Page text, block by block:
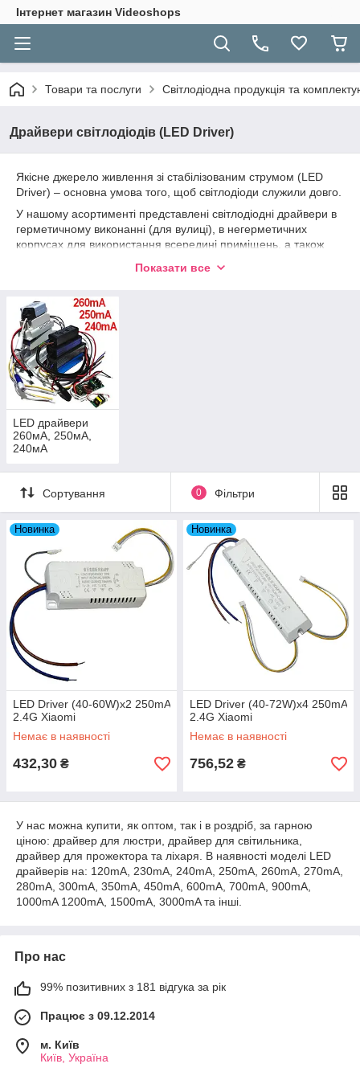
Інтернет магазин Videoshops
Товари та послуги Світлодіодна продукція та
Драйвери світлодіодів (LED Driver)
Якісне джерело живлення зі стабілізованим струмом (LED
Driver) – основна умова того, щоб світлодіоди служили довго.
У нашому асортименті представлені світлодіодні драйвери в
герметичному виконанні (для вулиці), в негерметичних
корпусах для використання всередині приміщень, а також
різноманітних освітлювальних LED приладів.
Можемо запропонувати одноканальні драйвера для
однобарвних світильників та багатоканальні для кольорових
світильників. Є драйвера з дистанційним керуванням пультом
IR, є з керуванням RF. Маємо також моделі з керуванням по
bluetooth, wifi, zigbee.
Показати все
LED драйвери
260мА, 250мА,
240мА
Сортування 0 Фільтри
Новинка
LED Driver (40-60W)x2 250mA
2.4G Xiaomi
Немає в наявності
432,30 ₴
Новинка
LED Driver (40-72W)x4 250mA
2.4G Xiaomi
Немає в наявності
756,52 ₴
У нас можна купити, як оптом, так і в роздріб, за гарною
ціною: драйвер для люстри, драйвер для світильника,
драйвер для прожектора та ліхаря. В наявності моделі LED
драйверів на: 120mA, 230mA, 240mA, 250mA, 260mA, 270mA,
280mA, 300mA, 350mA, 450mA, 600mA, 700mA, 900mA,
1000mA 1200mA, 1500mA, 3000mA та інші.
Про нас
99% позитивних з 181 відгука за рік
Працює з 09.12.2014
м. Київ
Київ, Україна